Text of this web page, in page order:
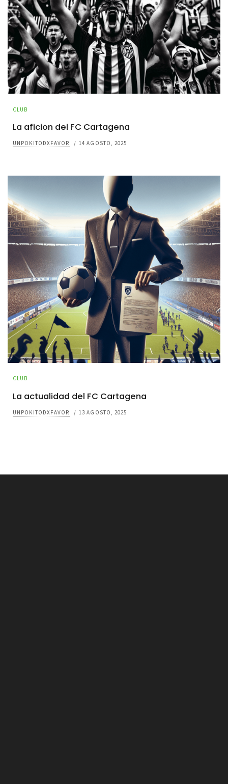
CLUB
La aficion del FC Cartagena
UNPOKITODXFAVOR / 14 AGOSTO, 2025
CLUB
La actualidad del FC Cartagena
UNPOKITODXFAVOR / 13 AGOSTO, 2025